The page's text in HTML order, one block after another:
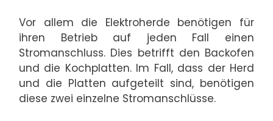
Vor allem die Elektroherde benötigen für
ihren Betrieb auf jeden Fall einen
Stromanschluss. Dies betrifft den Backofen
und die Kochplatten. Im Fall, dass der Herd
und die Platten aufgeteilt sind, benötigen
diese zwei einzelne Stromanschlüsse.